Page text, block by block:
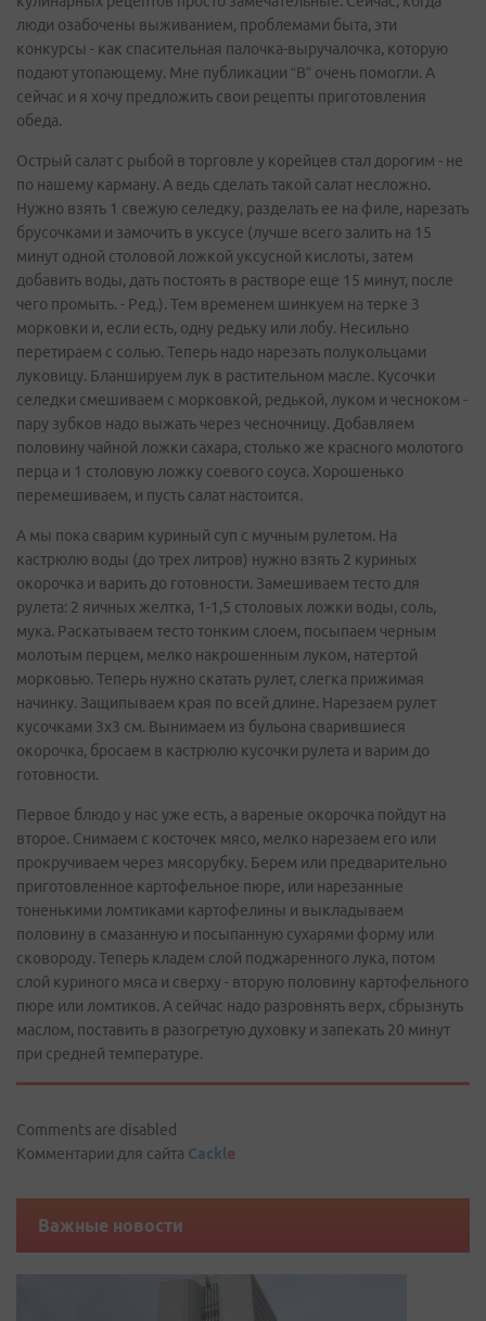
люди озабочены выживанием, проблемами быта, эти
конкурсы - как спасительная палочка-выручалочка, которую
подают утопающему. Мне публикации “В” очень помогли. А
сейчас и я хочу предложить свои рецепты приготовления
обеда.
Острый салат с рыбой в торговле у корейцев стал дорогим - не
по нашему карману. А ведь сделать такой салат несложно.
Нужно взять 1 свежую селедку, разделать ее на филе, нарезать
брусочками и замочить в уксусе (лучше всего залить на 15
минут одной столовой ложкой уксусной кислоты, затем
добавить воды, дать постоять в растворе еще 15 минут, после
чего промыть. - Ред.). Тем временем шинкуем на терке 3
морковки и, если есть, одну редьку или лобу. Несильно
перетираем с солью. Теперь надо нарезать полукольцами
луковицу. Бланшируем лук в растительном масле. Кусочки
селедки смешиваем с морковкой, редькой, луком и чесноком -
пару зубков надо выжать через чесночницу. Добавляем
половину чайной ложки сахара, столько же красного молотого
перца и 1 столовую ложку соевого соуса. Хорошенько
перемешиваем, и пусть салат настоится.
А мы пока сварим куриный суп с мучным рулетом. На
кастрюлю воды (до трех литров) нужно взять 2 куриных
окорочка и варить до готовности. Замешиваем тесто для
рулета: 2 яичных желтка, 1-1,5 столовых ложки воды, соль,
мука. Раскатываем тесто тонким слоем, посыпаем черным
молотым перцем, мелко накрошенным луком, натертой
морковью. Теперь нужно скатать рулет, слегка прижимая
начинку. Защипываем края по всей длине. Нарезаем рулет
кусочками 3х3 см. Вынимаем из бульона сварившиеся
окорочка, бросаем в кастрюлю кусочки рулета и варим до
готовности.
Первое блюдо у нас уже есть, а вареные окорочка пойдут на
второе. Снимаем с косточек мясо, мелко нарезаем его или
прокручиваем через мясорубку. Берем или предварительно
приготовленное картофельное пюре, или нарезанные
тоненькими ломтиками картофелины и выкладываем
половину в смазанную и посыпанную сухарями форму или
сковороду. Теперь кладем слой поджаренного лука, потом
слой куриного мяса и сверху - вторую половину картофельного
пюре или ломтиков. А сейчас надо разровнять верх, сбрызнуть
маслом, поставить в разогретую духовку и запекать 20 минут
при средней температуре.
Comments are disabled
Комментарии для сайта Cackle
Важные новости